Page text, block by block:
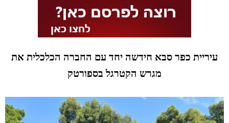
עיריית כפר סבא חידשה יחד עם החברה הכלכלית את
מגרש הקטרגל בספורטק